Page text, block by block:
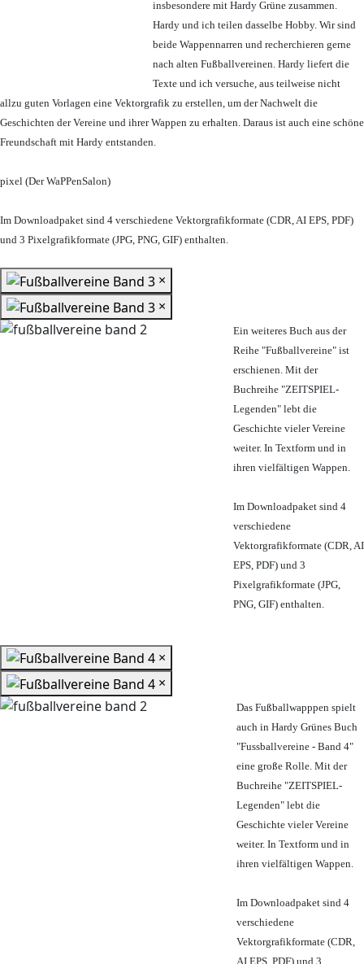
insbesondere mit Hardy Grüne zusammen.
Hardy und ich teilen dasselbe Hobby. Wir sind
beide Wappennarren und recherchieren gerne
nach alten Fußballvereinen. Hardy liefert die
Texte und ich versuche, aus teilweise nicht
allzu guten Vorlagen eine Vektorgrafik zu erstellen, um der Nachwelt die
Geschichten der Vereine und ihrer Wappen zu erhalten. Daraus ist auch eine schöne
Freundschaft mit Hardy entstanden.
pixel (Der WaPPenSalon)
Im Downloadpaket sind 4 verschiedene Vektorgrafikformate (CDR, AI EPS, PDF)
und 3 Pixelgrafikformate (JPG, PNG, GIF) enthalten.
×
×
Ein weiteres Buch aus der
Reihe "Fußballvereine" ist
erschienen. Mit der
Buchreihe "ZEITSPIEL-
Legenden" lebt die
Geschichte vieler Vereine
weiter. In Textform und in
ihren vielfältigen Wappen.
Im Downloadpaket sind 4
verschiedene
Vektorgrafikformate (CDR, AI
EPS, PDF) und 3
Pixelgrafikformate (JPG,
PNG, GIF) enthalten.
×
×
Das Fußballwapppen spielt
auch in Hardy Grünes Buch
"Fussballvereine - Band 4"
eine große Rolle. Mit der
Buchreihe "ZEITSPIEL-
Legenden" lebt die
Geschichte vieler Vereine
weiter. In Textform und in
ihren vielfältigen Wappen.
Im Downloadpaket sind 4
verschiedene
Vektorgrafikformate (CDR,
AI EPS, PDF) und 3